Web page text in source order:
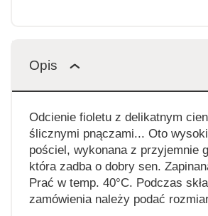
Opis
Odcienie fioletu z delikatnym
ślicznymi pnączami... Oto
pościel, wykonana z przyjemnie
która zadba o dobry sen.
Prać w temp. 40°C. Podczas
zamówienia należy podać